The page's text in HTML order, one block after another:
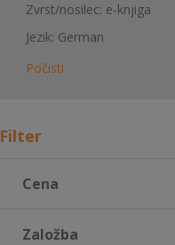
Zvrst/nosilec e-knjiga
Jezik German
Počisti
Filter
Cena
Založba